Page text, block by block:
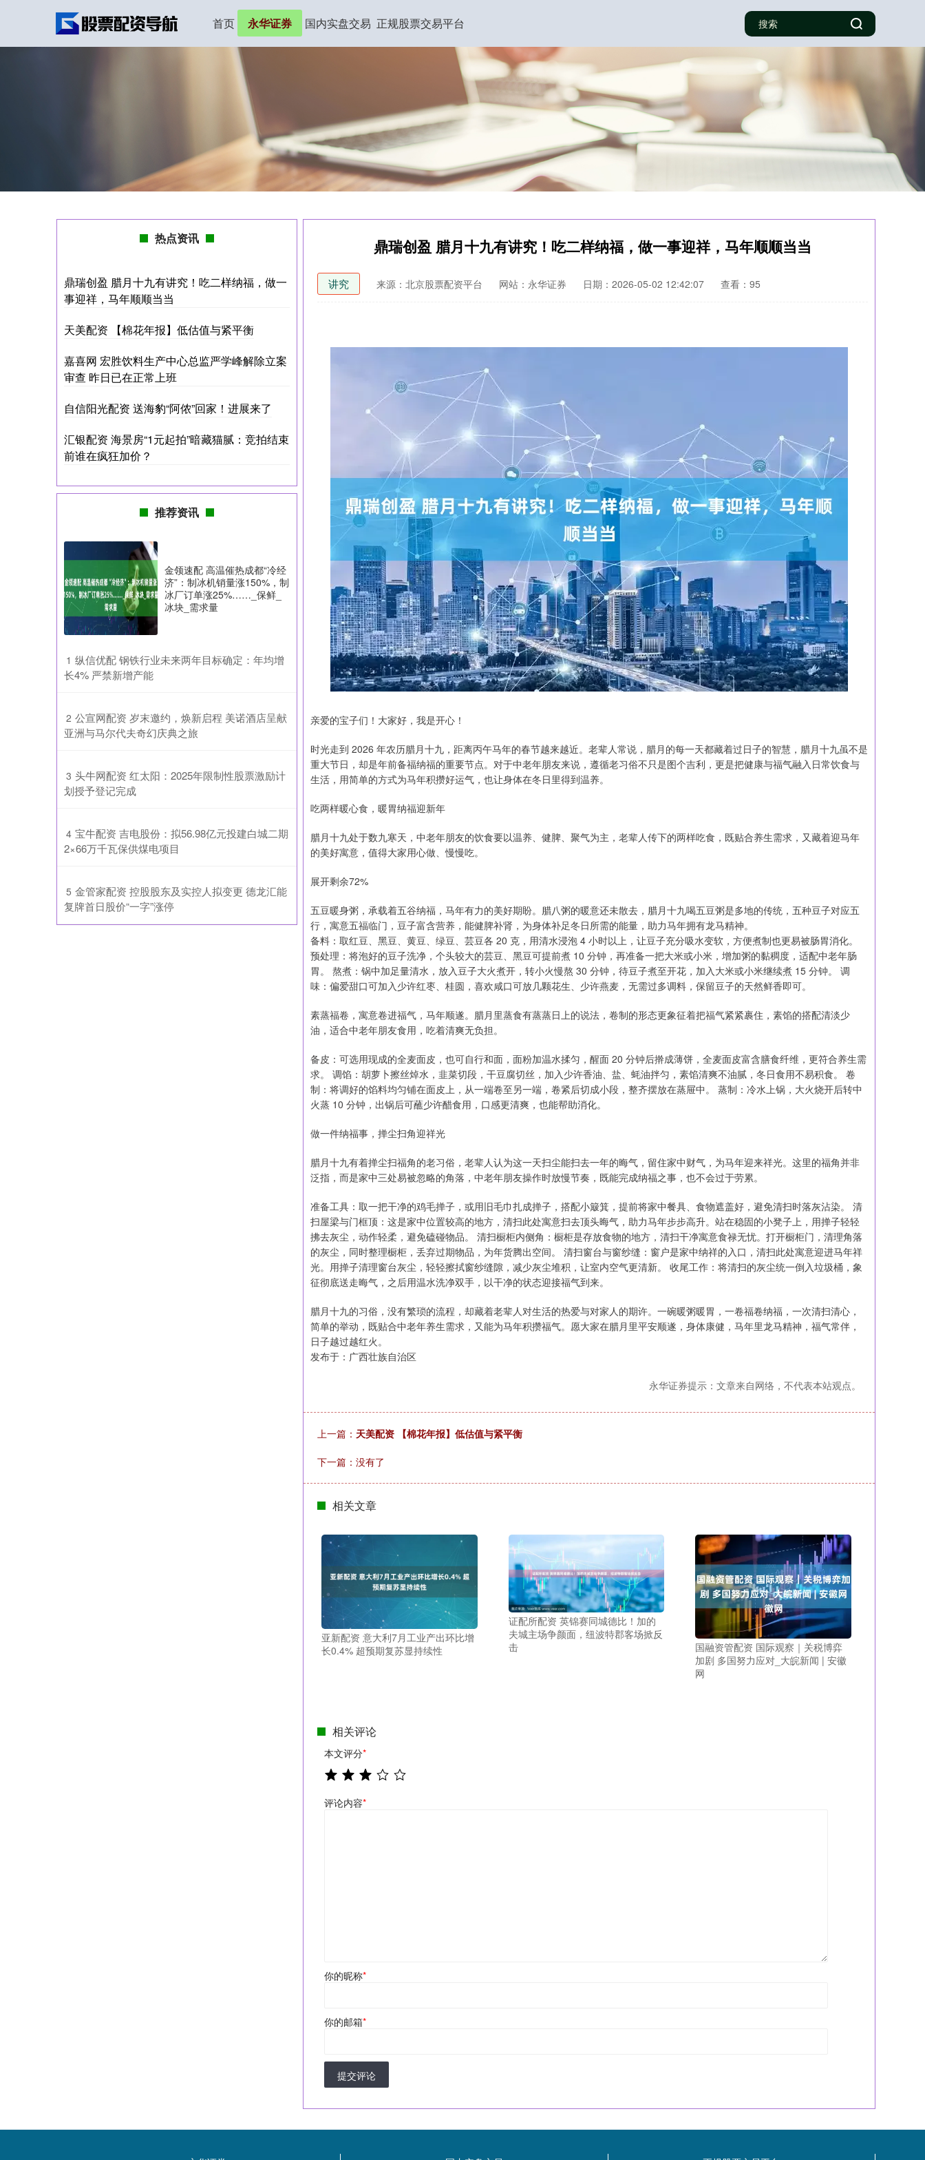
首页 永华证券 国内实盘交易 正规股票交易平台
鼎瑞创盈 腊月十九有讲究！吃二样纳福，做一事迎祥，马年顺顺当当
讲究 来源：北京股票配资平台 网站：永华证券 日期：2026-05-02 12:42:07 查看：95
亲爱的宝子们！大家好，我是开心！
时光走到 2026 年农历腊月十九，距离丙午马年的春节越来越近。老辈人常说，腊月的每一天都藏着过日子的智慧，腊月十九虽不是
重大节日，却是年前备福纳福的重要节点。对于中老年朋友来说，遵循老习俗不只是图个吉利，更是把健康与福气融入日常饮食与
生活，用简单的方式为马年积攒好运气，也让身体在冬日里得到温养。
吃两样暖心食，暖胃纳福迎新年
腊月十九处于数九寒天，中老年朋友的饮食要以温养、健脾、聚气为主，老辈人传下的两样吃食，既贴合养生需求，又藏着迎马年
的美好寓意，值得大家用心做、慢慢吃。
展开剩余72%
五豆暖身粥，承载着五谷纳福，马年有力的美好期盼。腊八粥的暖意还未散去，腊月十九喝五豆粥是多地的传统，五种豆子对应五
行，寓意五福临门，豆子富含营养，能健脾补肾，为身体补足冬日所需的能量，助力马年拥有龙马精神。
备料：取红豆、黑豆、黄豆、绿豆、芸豆各 20 克，用清水浸泡 4 小时以上，让豆子充分吸水变软，方便煮制也更易被肠胃消化。
预处理：将泡好的豆子洗净，个头较大的芸豆、黑豆可提前煮 10 分钟，再准备一把大米或小米，增加粥的黏稠度，适配中老年肠
胃。 熬煮：锅中加足量清水，放入豆子大火煮开，转小火慢熬 30 分钟，待豆子煮至开花，加入大米或小米继续煮 15 分钟。 调
味：偏爱甜口可加入少许红枣、桂圆，喜欢咸口可放几颗花生、少许燕麦，无需过多调料，保留豆子的天然鲜香即可。
素蒸福卷，寓意卷进福气，马年顺遂。腊月里蒸食有蒸蒸日上的说法，卷制的形态更象征着把福气紧紧裹住，素馅的搭配清淡少
油，适合中老年朋友食用，吃着清爽无负担。
备皮：可选用现成的全麦面皮，也可自行和面，面粉加温水揉匀，醒面 20 分钟后擀成薄饼，全麦面皮富含膳食纤维，更符合养生需
求。 调馅：胡萝卜擦丝焯水，韭菜切段，干豆腐切丝，加入少许香油、盐、蚝油拌匀，素馅清爽不油腻，冬日食用不易积食。 卷
制：将调好的馅料均匀铺在面皮上，从一端卷至另一端，卷紧后切成小段，整齐摆放在蒸屉中。 蒸制：冷水上锅，大火烧开后转中
火蒸 10 分钟，出锅后可蘸少许醋食用，口感更清爽，也能帮助消化。
做一件纳福事，掸尘扫角迎祥光
腊月十九有着掸尘扫福角的老习俗，老辈人认为这一天扫尘能扫去一年的晦气，留住家中财气，为马年迎来祥光。这里的福角并非
泛指，而是家中三处易被忽略的角落，中老年朋友操作时放慢节奏，既能完成纳福之事，也不会过于劳累。
准备工具：取一把干净的鸡毛掸子，或用旧毛巾扎成掸子，搭配小簸箕，提前将家中餐具、食物遮盖好，避免清扫时落灰沾染。 清
扫屋梁与门框顶：这是家中位置较高的地方，清扫此处寓意扫去顶头晦气，助力马年步步高升。站在稳固的小凳子上，用掸子轻轻
拂去灰尘，动作轻柔，避免磕碰物品。 清扫橱柜内侧角：橱柜是存放食物的地方，清扫干净寓意食禄无忧。打开橱柜门，清理角落
的灰尘，同时整理橱柜，丢弃过期物品，为年货腾出空间。 清扫窗台与窗纱缝：窗户是家中纳祥的入口，清扫此处寓意迎进马年祥
光。用掸子清理窗台灰尘，轻轻擦拭窗纱缝隙，减少灰尘堆积，让室内空气更清新。 收尾工作：将清扫的灰尘统一倒入垃圾桶，象
征彻底送走晦气，之后用温水洗净双手，以干净的状态迎接福气到来。
腊月十九的习俗，没有繁琐的流程，却藏着老辈人对生活的热爱与对家人的期许。一碗暖粥暖胃，一卷福卷纳福，一次清扫清心，
简单的举动，既贴合中老年养生需求，又能为马年积攒福气。愿大家在腊月里平安顺遂，身体康健，马年里龙马精神，福气常伴，
日子越过越红火。
发布于：广西壮族自治区
永华证券提示：文章来自网络，不代表本站观点。
上一篇： 天美配资 【棉花年报】低估值与紧平衡
下一篇：没有了
相关文章
亚新配资 意大利7月工业产出环比增
长0.4% 超预期复苏显持续性
证配所配资 英锦赛同城德比！加的
夫城主场争颜面，纽波特郡客场掀反
击
国融资管配资 国际观察｜关税博弈
加剧 多国努力应对_大皖新闻 | 安徽
网
相关评论
本文评分*
评论内容*
你的昵称*
你的邮箱*
提交评论
热点资讯
鼎瑞创盈 腊月十九有讲究！吃二样纳福，做一
事迎祥，马年顺顺当当
天美配资 【棉花年报】低估值与紧平衡
嘉喜网 宏胜饮料生产中心总监严学峰解除立案
审查 昨日已在正常上班
自信阳光配资 送海豹“阿侬”回家！进展来了
汇银配资 海景房“1元起拍”暗藏猫腻：竞拍结束
前谁在疯狂加价？
推荐资讯
金领速配 高温催热成都“冷经
济”：制冰机销量涨150%，制
冰厂订单涨25%……_保鲜_
冰块_需求量
1 ​纵信优配 钢铁行业未来两年目标确定：年均增
长4% 严禁新增产能
2 ​公宣网配资 岁末邀约，焕新启程 美诺酒店呈献
亚洲与马尔代夫奇幻庆典之旅
3 ​头牛网配资 红太阳：2025年限制性股票激励计
划授予登记完成
4 ​宝牛配资 吉电股份：拟56.98亿元投建白城二期
2×66万千瓦保供煤电项目
5 ​金管家配资 控股股东及实控人拟变更 德龙汇能
复牌首日股价“一字”涨停